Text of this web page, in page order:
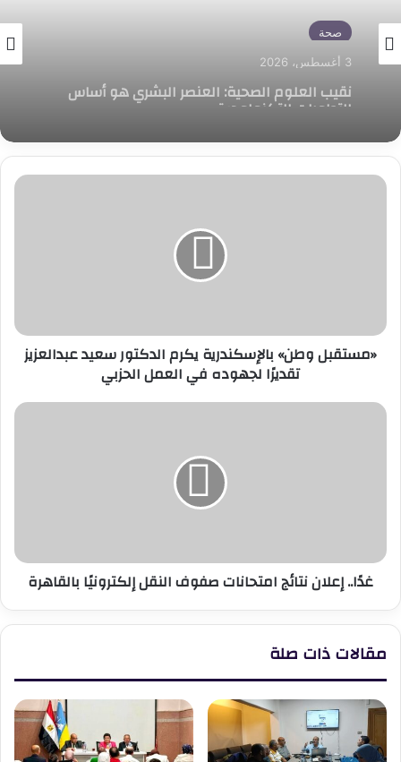
صحة
3 أغسطس، 2026
محافظات
3 أغسطس، 2026
الصحة: إصابة واحدة فقط جراء الهزة الأرضية
والمنظومة الصحية في حالة استعداد كامل
«مستقبل
لجهوده
في«مستقبل وطن» بالإسكندرية يكرم الدكتور سعيد عبدالعزيز
تقديرًا لجهوده في العمل الحزبي
غدًا..
غدًا.. إعلان نتائج امتحانات صفوف النقل إلكترونيًا بالقاهرة
مقالات ذات صلة